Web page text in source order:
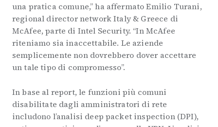
una pratica comune,” ha affermato Emilio Turani,
regional director network Italy & Greece di
McAfee, parte di Intel Security. “In McAfee
riteniamo sia inaccettabile. Le aziende
semplicemente non dovrebbero dover accettare
un tale tipo di compromesso”.
In base al report, le funzioni più comuni
disabilitate dagli amministratori di rete
includono l’analisi deep packet inspection (DPI),